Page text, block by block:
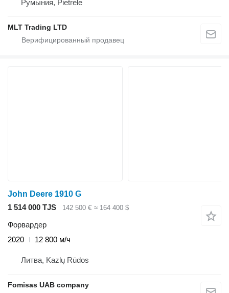
Румыния, Pietrele
MLT Trading LTD
John Deere 1910 G
1 514 000 TJS
142 500 € ≈ 164 400 $
Форвардер
2020
12 800 м/ч
Литва, Kazlų Rūdos
Fomisas UAB company